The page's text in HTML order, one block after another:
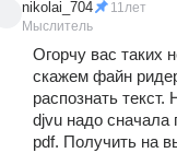
nikolai_704
Мыслитель
11лет
Огорчу вас таких
скажем файн
распознать текст.
djvu надо сначала
pdf. Получить на